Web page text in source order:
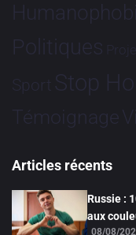
Politiques
Sport Stop
Témoignage
Articles récents
Russie :
aux
08/08/